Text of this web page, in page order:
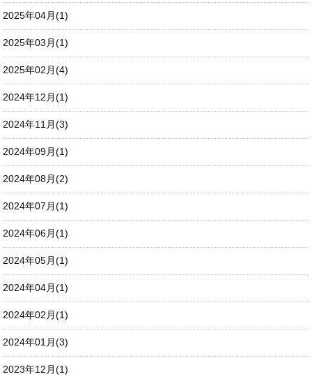
2025年04月(1)
2025年03月(1)
2025年02月(4)
2024年12月(1)
2024年11月(3)
2024年09月(1)
2024年08月(2)
2024年07月(1)
2024年06月(1)
2024年05月(1)
2024年04月(1)
2024年02月(1)
2024年01月(3)
2023年12月(1)